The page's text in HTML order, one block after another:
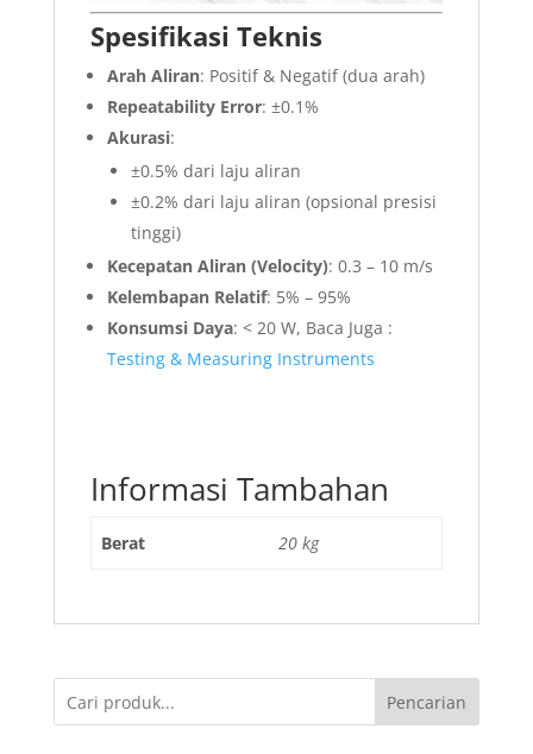
Spesifikasi Teknis
Arah Aliran: Positif & Negatif (dua arah)
Repeatability Error: ±0.1%
Akurasi:
±0.5% dari laju aliran
±0.2% dari laju aliran (opsional presisi
tinggi)
Kecepatan Aliran (Velocity): 0.3 – 10 m/s
Kelembapan Relatif: 5% – 95%
Konsumsi Daya: < 20 W, Baca Juga :
Testing & Measuring Instruments
Informasi Tambahan
Berat 20 kg
Pencarian